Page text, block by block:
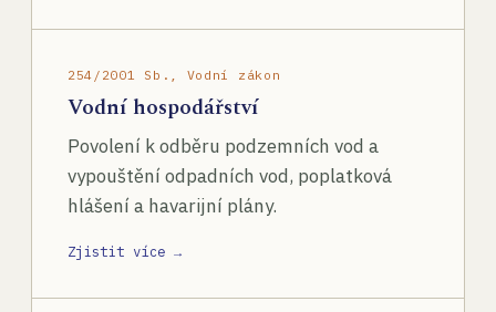
254/2001 Sb., Vodní zákon
Vodní hospodářství
Povolení k odběru podzemních vod a
vypouštění odpadních vod, poplatková
hlášení a havarijní plány.
Zjistit více →